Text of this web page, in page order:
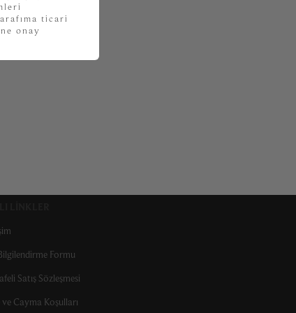
Formu
Satış Sözleşmesi
ve Cayma Koşulları
ticari
onay